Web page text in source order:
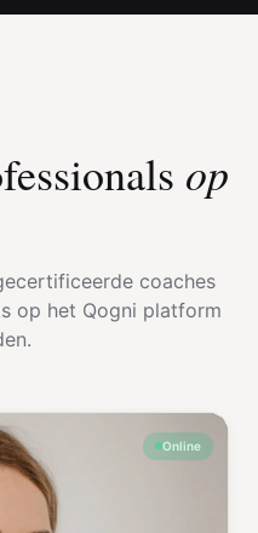
op
coaches
op het Qogni platform
Online